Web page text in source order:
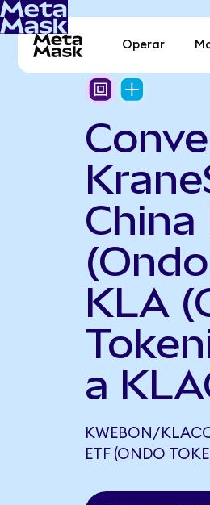
Operar
KLA
a
KWEBON/
ETF (ONDO